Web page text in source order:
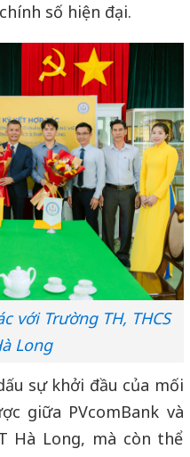
số hiện đại.
với Trường TH, THCS
Long
sự khởi đầu của mối
giữa PVcomBank và
Hà Long, mà còn thể